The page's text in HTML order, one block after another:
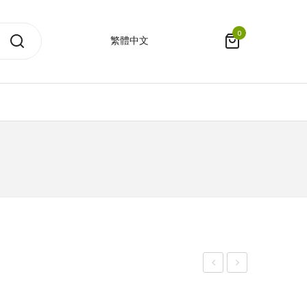
繁體中文
0